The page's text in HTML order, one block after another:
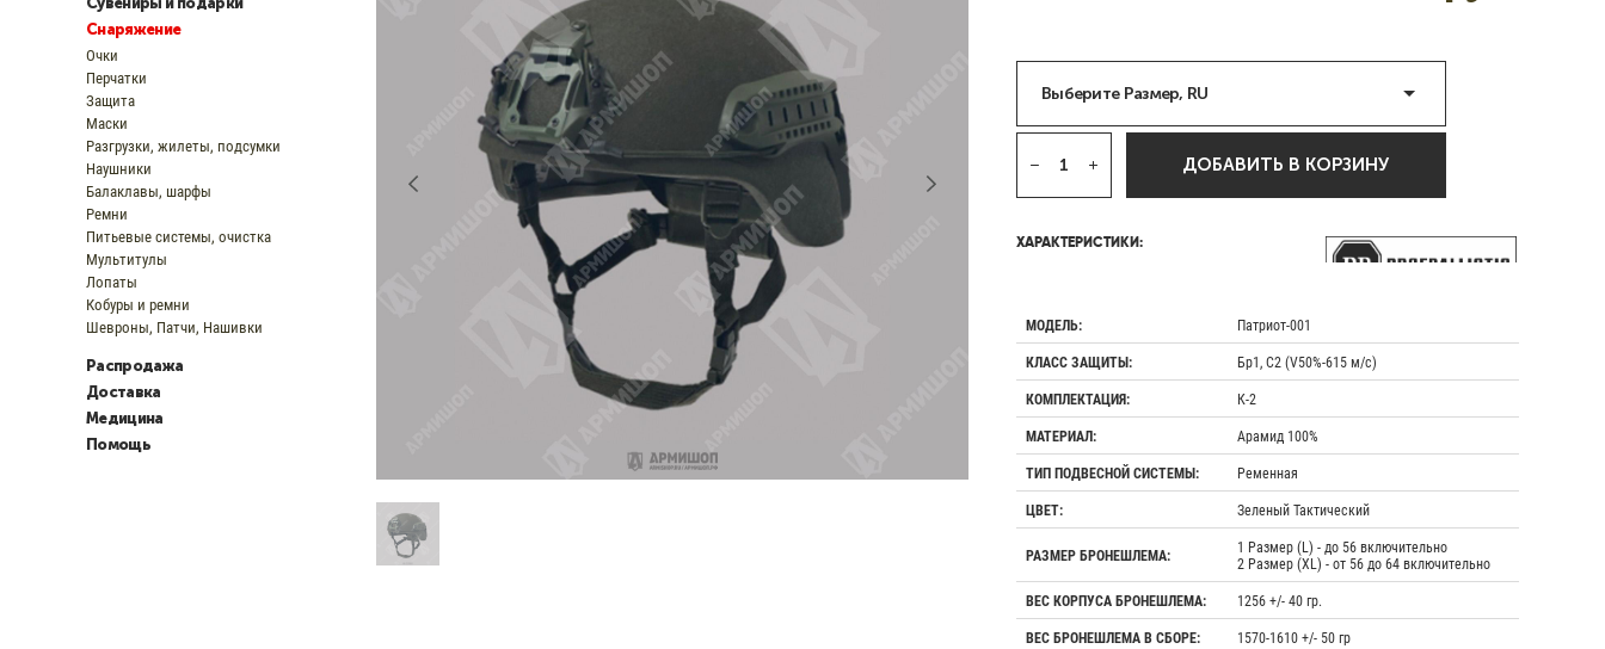
Снаряжение
Очки
Перчатки
Защита
Маски
Разгрузки, жилеты, подсумки
Наушники
Балаклавы, шарфы
Ремни
Питьевые системы, очистка
Мультитулы
Лопаты
Кобуры и ремни
Шевроны, Патчи, Нашивки
Распродажа
Доставка
Медицина
Помощь
Выберите Размер, RU
ДОБАВИТЬ В КОРЗИНУ
ХАРАКТЕРИСТИКИ:
МОДЕЛЬ:
Патриот-001
КЛАСС ЗАЩИТЫ:
Бр1, С2 (V50%-615 м/с)
КОМПЛЕКТАЦИЯ:
К-2
МАТЕРИАЛ:
Арамид 100%
ТИП ПОДВЕСНОЙ СИСТЕМЫ:
Ременная
ЦВЕТ:
Зеленый Тактический
РАЗМЕР БРОНЕШЛЕМА:
1 Размер (L) - до 56 включительно
2 Размер (XL) - от 56 до 64 включительно
ВЕС КОРПУСА БРОНЕШЛЕМА:
1256 +/- 40 гр.
ВЕС БРОНЕШЛЕМА В СБОРЕ:
1570-1610 +/- 50 гр